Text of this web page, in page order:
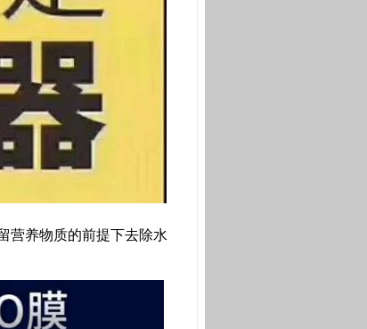
营养物质的前提下去除水